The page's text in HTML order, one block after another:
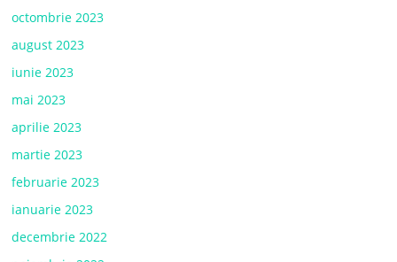
octombrie 2023
august 2023
iunie 2023
mai 2023
aprilie 2023
martie 2023
februarie 2023
ianuarie 2023
decembrie 2022